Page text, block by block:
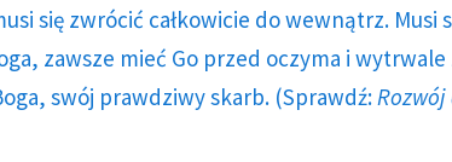
się zwrócić całkowicie do wewnątrz. Musi
zawsze mieć Go przed oczyma i
swój prawdziwy skarb. (Sprawdź: